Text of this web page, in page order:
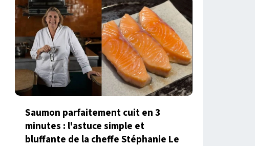
Saumon parfaitement cuit en 3
minutes : l'astuce simple et
bluffante de la cheffe Stéphanie Le